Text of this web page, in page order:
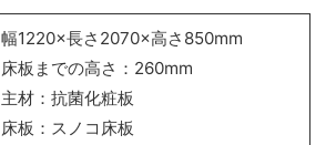
幅1220×長さ2070×高さ850mm
床板までの高さ：260mm
主材：抗菌化粧板
床板：スノコ床板